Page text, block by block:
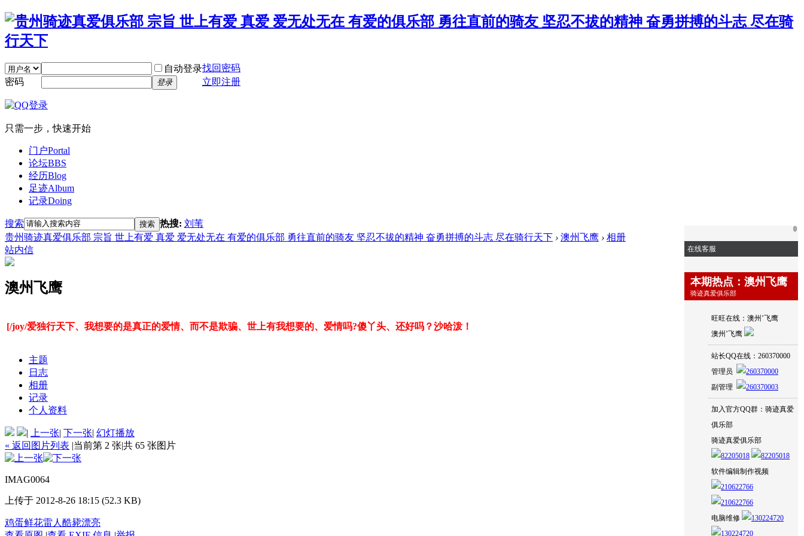
自动登录找回密码
密码
登录 立即注册
只需一步，快速开始
门户Portal
论坛BBS
经历Blog
足迹Album
记录Doing
搜索 搜索 热搜: 刘苇
0
在线客服
本期热点：澳州飞鹰
骑迹真爱俱乐部
旺旺在线：澳州’飞鹰
澳州’飞鹰
站长QQ在线：260370000
管理员
副管理
加入官方QQ群：骑迹真爱
俱乐部
骑迹真爱俱乐部
软件编辑制作视频
电脑维修
贵州骑迹真爱俱乐部 宗旨 世上有爱 真爱 爱无处无在 有爱的俱乐部 勇往直前的骑友 坚忍不拔的精神 奋勇拼搏的斗志 尽在骑行天下 › 澳州飞鹰 › 相册
站内信
澳州飞鹰
[/joy/爱独行天下、我想要的是真正的爱情、而不是欺骗、世上有我想要的、爱情吗?傻丫头、还好吗？沙哈泼！
主题
日志
相册
记录
个人资料
| 上一张| 下一张| 幻灯播放
« 返回图片列表 |当前第 2 张|共 65 张图片
IMAG0064
上传于 2012-8-26 18:15 (52.3 KB)
鸡蛋鲜花雷人 酷毙漂亮